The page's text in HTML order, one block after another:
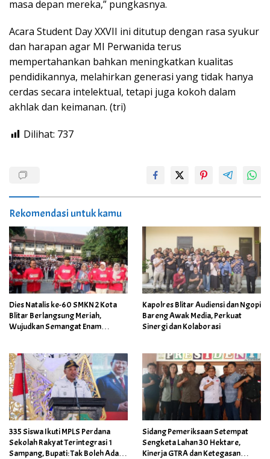
masa depan mereka,” pungkasnya.
Acara Student Day XXVII ini ditutup dengan rasa syukur
dan harapan agar MI Perwanida terus
mempertahankan bahkan meningkatkan kualitas
pendidikannya, melahirkan generasi yang tidak hanya
cerdas secara intelektual, tetapi juga kokoh dalam
akhlak dan keimanan. (tri)
Dilihat: 737
Rekomendasi untuk kamu
Dies Natalis ke-60 SMKN 2 Kota
Blitar Berlangsung Meriah,
Wujudkan Semangat Enam
Kapolres Blitar Audiensi dan Ngopi
Bareng Awak Media, Perkuat
Sinergi dan Kolaborasi
335 Siswa Ikuti MPLS Perdana
Sekolah Rakyat Terintegrasi 1
Sampang, Bupati: Tak Boleh Ada
Sidang Pemeriksaan Setempat
Sengketa Lahan 30 Hektare,
Kinerja GTRA dan Ketegasan